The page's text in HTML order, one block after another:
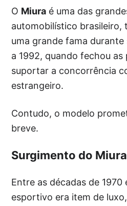
O Miura é uma das
automobilístico brasileiro,
uma grande fama durante
a 1992, quando fechou
suportar a concorrência
estrangeiro.
Contudo, o modelo
breve.
Surgimento do Miura
Entre as décadas de
esportivo era item de